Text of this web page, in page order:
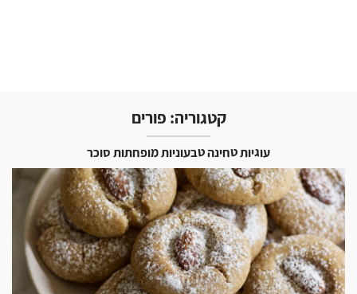
קטגוריה: פורים
עוגיות טחינה טבעוניות מופחתות סוכר